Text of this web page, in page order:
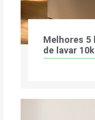
Melhores 5
de lavar